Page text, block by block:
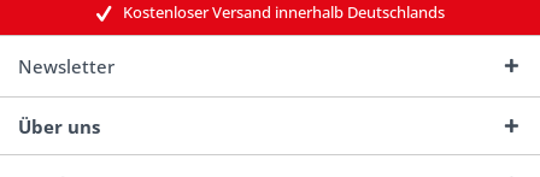
Kostenloser Versand innerhalb Deutschlands
Newsletter
Über uns